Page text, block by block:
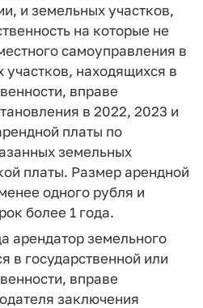
и земельных участков,
на которые не
самоуправления в
находящихся в
вправе
в 2022, 2023 и
платы по
земельных
платы. Размер арендной
одного рубля и
более 1 года.
арендатор земельного
в государственной или
вправе
заключения